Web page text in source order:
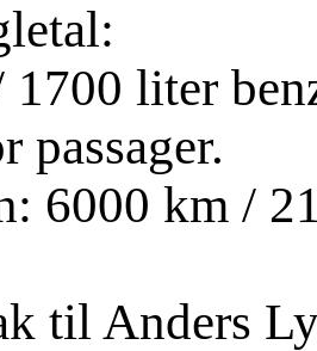
1700 liter
passager.
6000 km /
til Anders